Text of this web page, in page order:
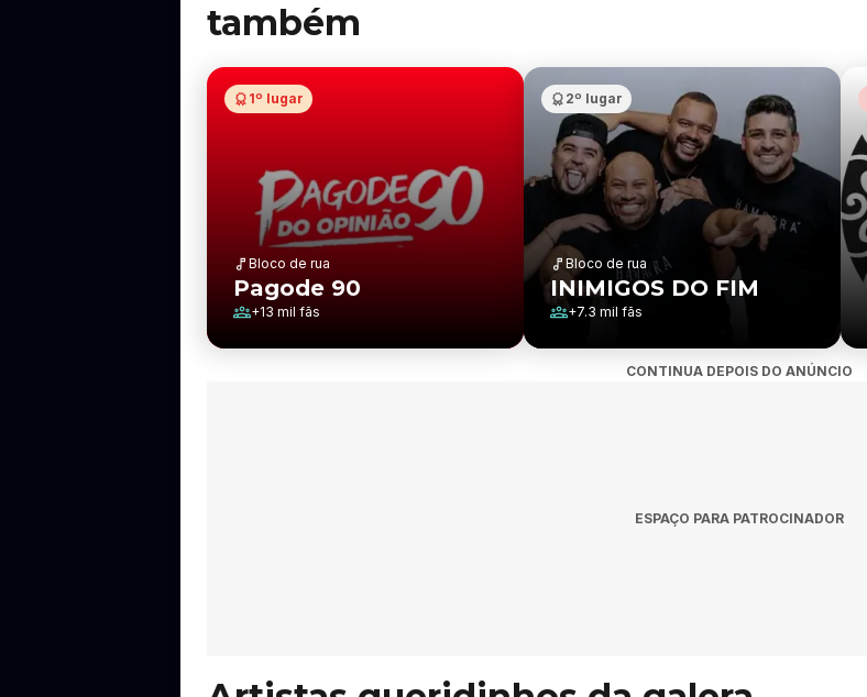
também
1º lugar
Bloco de rua
Pagode 90
+13 mil fãs
2º lugar
Bloco de rua
INIMIGOS DO FIM
+7.3 mil fãs
CONTINUA DEPOIS DO ANÚNCIO
ESPAÇO PARA PATROCINADOR